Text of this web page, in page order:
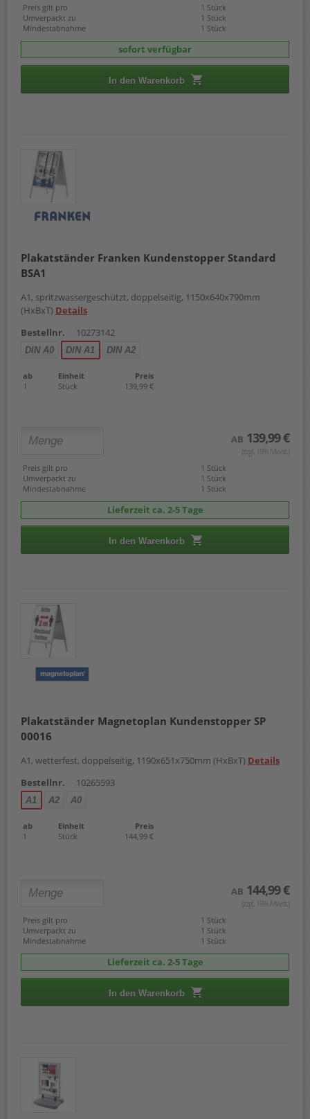
Preis gilt pro
1 Stück
Umverpackt zu
1 Stück
Mindestabnahme
1 Stück
sofort verfügbar
In den Warenkorb
Plakatständer Franken Kundenstopper Standard
BSA1
A1, spritzwassergeschützt, doppelseitig, 1150x640x790mm
(HxBxT) Details
Bestellnr.
10273142
DIN A0 DIN A1 DIN A2
ab Einheit
Preis
1
Stück 139,99 €
AB 139,99 €
(zzgl. 19% Mwst.)
Preis gilt pro
1 Stück
Umverpackt zu
1 Stück
Mindestabnahme
1 Stück
Lieferzeit ca. 2-5 Tage
In den Warenkorb
Plakatständer Magnetoplan Kundenstopper SP
00016
A1, wetterfest, doppelseitig, 1190x651x750mm (HxBxT) Details
Bestellnr.
10265593
A1 A2 A0
ab Einheit
Preis
1
Stück 144,99 €
AB 144,99 €
(zzgl. 19% Mwst.)
Preis gilt pro
1 Stück
Umverpackt zu
1 Stück
Mindestabnahme
1 Stück
Lieferzeit ca. 2-5 Tage
In den Warenkorb